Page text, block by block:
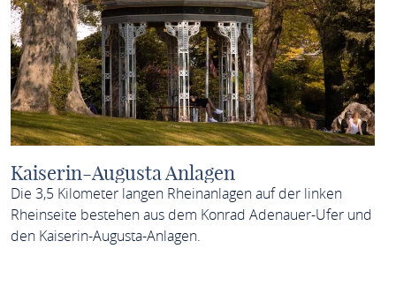
Kaiserin-Augusta Anlagen
Die 3,5 Kilometer langen Rheinanlagen auf der linken
Rheinseite bestehen aus dem Konrad Adenauer-Ufer und
den Kaiserin-Augusta-Anlagen.